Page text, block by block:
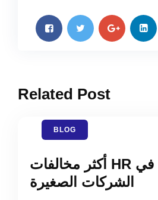
Related Post
BLOG
أكثر مخالفات HR انتشارًا في
الشركات الصغيرة